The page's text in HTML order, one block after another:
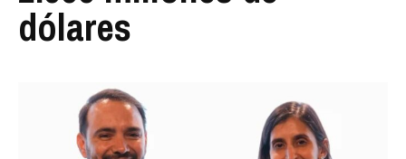
dólares